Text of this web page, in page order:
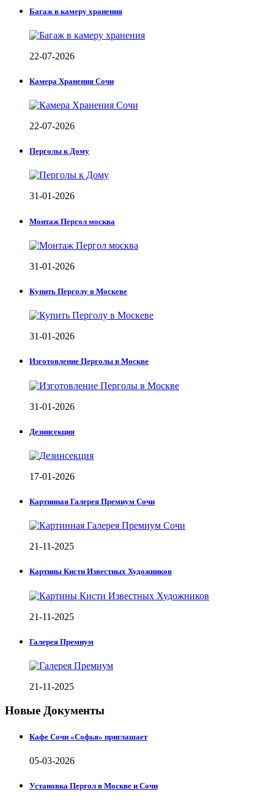
Багаж в камеру хранения
22-07-2026
Камера Хранения Сочи
22-07-2026
Перголы к Дому
31-01-2026
Монтаж Пергол москва
31-01-2026
Купить Перголу в Москеве
31-01-2026
Изготовление Перголы в Москве
31-01-2026
Дезинсекция
17-01-2026
Картинная Галерея Премиум Сочи
21-11-2025
Картины Кисти Известных Художников
21-11-2025
Галерея Премиум
21-11-2025
Новые Документы
Кафе Сочи «Софья» приглашает
05-03-2026
Установка Пергол в Москве и Сочи